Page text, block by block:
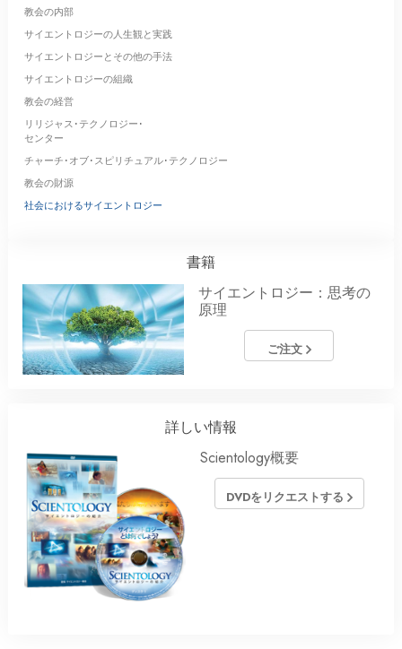
教会の内部
サイエントロジーの人生観と実践
サイエントロジーとその他の手法
サイエントロジーの組織
教会の経営
リリジャス･テクノロジー･
センター
チャーチ･オブ･スピリチュアル･テクノロジー
教会の財源
社会におけるサイエントロジー
書籍
サイエントロジー：思考の
原理
ご注文
詳しい情報
Scientology概要
DVDをリクエストする